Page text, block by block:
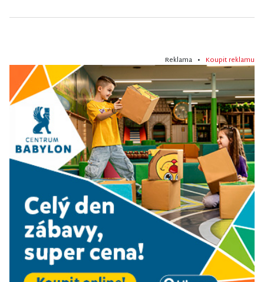
Reklama • Koupit reklamu